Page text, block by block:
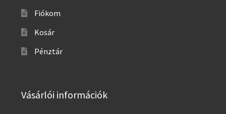
Fiókom
Kosár
Pénztár
Vásárlói információk